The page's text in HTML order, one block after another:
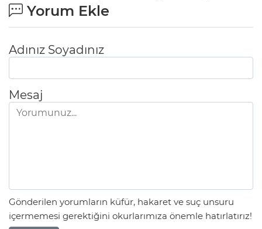
Yorum Ekle
Adınız Soyadınız
Mesaj
Gönderilen yorumların küfür, hakaret ve suç unsuru
içermemesi gerektiğini okurlarımıza önemle hatırlatırız!